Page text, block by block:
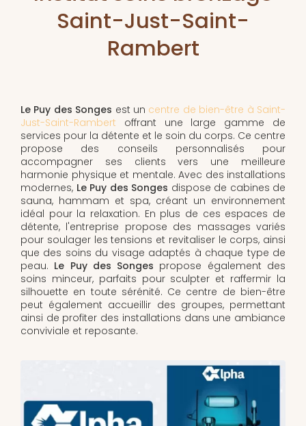
Saint-Just-Saint-
Rambert
Le Puy des Songes est un centre de bien-être à Saint-
Just-Saint-Rambert offrant une large gamme de
services pour la détente et le soin du corps. Ce centre
propose des conseils personnalisés pour
accompagner ses clients vers une meilleure
harmonie physique et mentale. Avec des installations
modernes, Le Puy des Songes dispose de cabines de
sauna, hammam et spa, créant un environnement
idéal pour la relaxation. En plus de ces espaces de
détente, l'entreprise propose des massages variés
pour soulager les tensions et revitaliser le corps, ainsi
que des soins du visage adaptés à chaque type de
peau. Le Puy des Songes propose également des
soins minceur, parfaits pour sculpter et raffermir la
silhouette en toute sérénité. Ce centre de bien-être
peut également accueillir des groupes, permettant
ainsi de profiter des installations dans une ambiance
conviviale et reposante.